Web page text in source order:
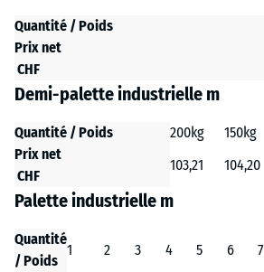
Quantité / Poids
Prix net
CHF
Demi-palette industrielle m
Quantité / Poids 200kg 150kg
Prix net
CHF
103,21 104,20
Palette industrielle m
Quantité
/ Poids
1 2 3 4 5 6 7